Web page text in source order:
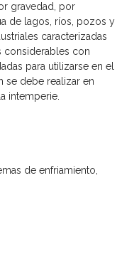
gravedad, por
de lagos, ríos, pozos y
caracterizadas
considerables con
para utilizarse en el
se debe realizar en
intemperie.
de enfriamiento,